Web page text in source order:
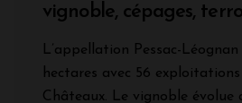
vignoble, cépages,
L’appellation Pessac-Léognan
hectares avec 56
Châteaux. Le vignoble évolue